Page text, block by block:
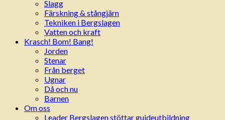
Slagg
Färskning & stångjärn
Tekniken i Bergslagen
Vatten och kraft
Krasch! Bom! Bang!
Jorden
Stenar
Från berget
Ugnar
Då och nu
Barnen
Om oss
Leader Bergslagen stöttar guideutbildning